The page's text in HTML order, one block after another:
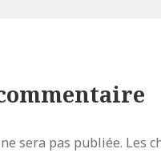
sera pas publiée. Les